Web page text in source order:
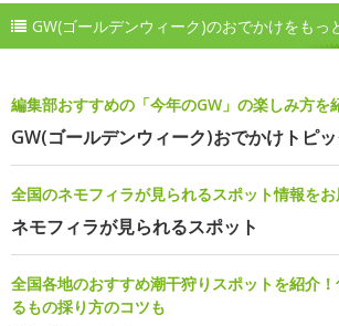
GW(ゴールデンウィーク)のおでかけをもっ
編集部おすすめの「今年のGW」の楽しみ方を
GW(ゴールデンウィーク)おでかけトピ
全国のネモフィラが見られるスポット情報を
ネモフィラが見られるスポット
全国各地のおすすめ潮干狩りスポットを紹介
るもの採り方のコツも